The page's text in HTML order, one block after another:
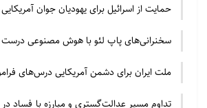
مانند شبکه‌های اجتماعی و پورنو
ارزش‌های اخلاقی در جامعه منجر
تکنولوژی انسان را به‌جای خدا در
حمایت از اسرائیل برای یهودیان جوان
سخنرانی‌های پاپ لئو با هوش مصنوعی درست
ملت ایران برای دشمن آمریکایی درس‌های
تداوم مسیر عدالت‌گستری و مبارزه با فساد